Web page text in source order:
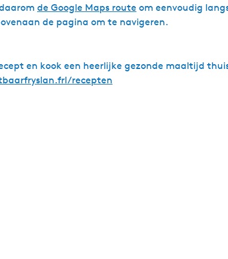
de Google Maps route om eenvoudig
de pagina om te navigeren.
en kook een heerlijke gezonde maaltijd
recepten